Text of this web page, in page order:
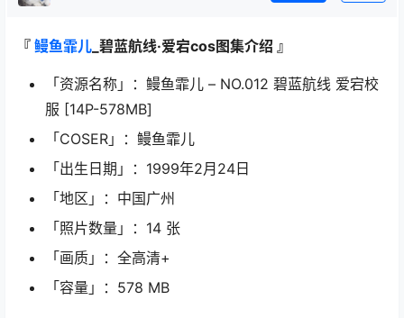
『 鳗鱼霏儿 _碧蓝航线·爱宕cos图集介绍 』
「资源名称」：鳗鱼霏儿 – NO.012 碧蓝航线 爱宕校
服 [14P-578MB]
「COSER」：鳗鱼霏儿
「出生日期」：1999年2月24日
「地区」：中国广州
「照片数量」：14 张
「画质」：全高清+
「容量」：578 MB